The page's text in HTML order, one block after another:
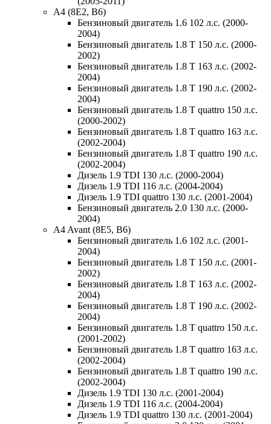
A4 (8E2, B6)
Бензиновый двигатель 1.6 102 л.с. (2000-
2004)
Бензиновый двигатель 1.8 T 150 л.с. (2000-
2002)
Бензиновый двигатель 1.8 T 163 л.с. (2002-
2004)
Бензиновый двигатель 1.8 T 190 л.с. (2002-
2004)
Бензиновый двигатель 1.8 T quattro 150 л.с.
(2000-2002)
Бензиновый двигатель 1.8 T quattro 163 л.с.
(2002-2004)
Бензиновый двигатель 1.8 T quattro 190 л.с.
(2002-2004)
Дизель 1.9 TDI 130 л.с. (2000-2004)
Дизель 1.9 TDI 116 л.с. (2004-2004)
Дизель 1.9 TDI quattro 130 л.с. (2001-2004)
Бензиновый двигатель 2.0 130 л.с. (2000-
2004)
A4 Avant (8E5, B6)
Бензиновый двигатель 1.6 102 л.с. (2001-
2004)
Бензиновый двигатель 1.8 T 150 л.с. (2001-
2002)
Бензиновый двигатель 1.8 T 163 л.с. (2002-
2004)
Бензиновый двигатель 1.8 T 190 л.с. (2002-
2004)
Бензиновый двигатель 1.8 T quattro 150 л.с.
(2001-2002)
Бензиновый двигатель 1.8 T quattro 163 л.с.
(2002-2004)
Бензиновый двигатель 1.8 T quattro 190 л.с.
(2002-2004)
Дизель 1.9 TDI 130 л.с. (2001-2004)
Дизель 1.9 TDI 116 л.с. (2004-2004)
Дизель 1.9 TDI quattro 130 л.с. (2001-2004)